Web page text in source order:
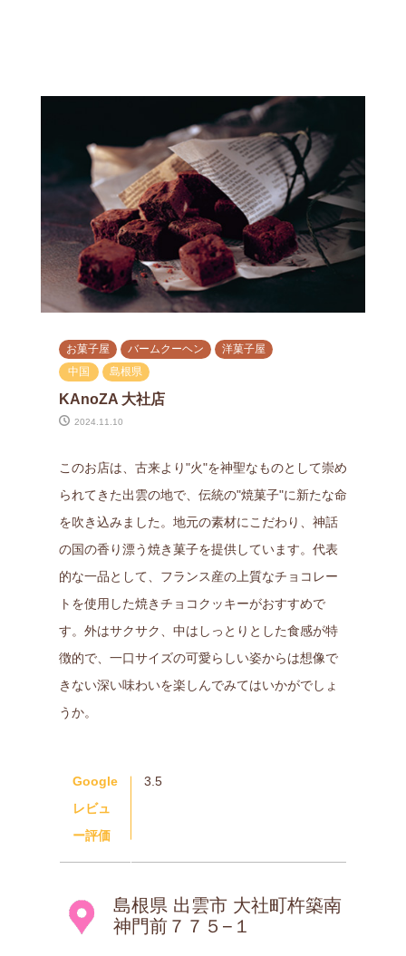
お菓子屋 バームクーヘン
洋菓子屋
中国
島根県
KAnoZA 大社店
2024.11.10
このお店は、古来より"火"を神聖なものとして崇め
られてきた出雲の地で、伝統の"焼菓子"に新たな命
を吹き込みました。地元の素材にこだわり、神話
の国の香り漂う焼き菓子を提供しています。代表
的な一品として、フランス産の上質なチョコレー
トを使用した焼きチョコクッキーがおすすめで
す。外はサクサク、中はしっとりとした食感が特
徴的で、一口サイズの可愛らしい姿からは想像で
きない深い味わいを楽しんでみてはいかがでしょ
うか。
Google
レビュ
ー評価
3.5
島根県 出雲市 大社町杵築南
神門前７７５−１